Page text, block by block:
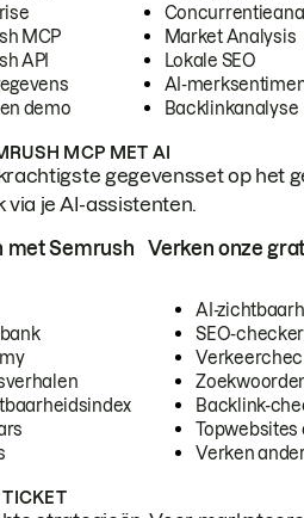
MCP
API
demo
Market Analysis
Lokale SEO
AI-
Backlinkanalyse
MCP MET AI
gegevensset op het
via je AI-assistenten.
met Semrush Verken onze
AI-
SEO-checker
Backlink-
Topwebsites
Verken
TICKET